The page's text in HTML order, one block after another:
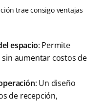
trae consigo ventajas
espacio: Permite
aumentar costos de
: Un diseño
de recepción,